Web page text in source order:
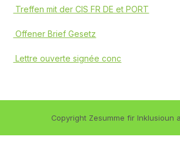
Treffen mit der CIS FR DE et PORT
Offener Brief Gesetz
Lettre ouverte signée conc
Copyright Zesumme fir Inklusioun